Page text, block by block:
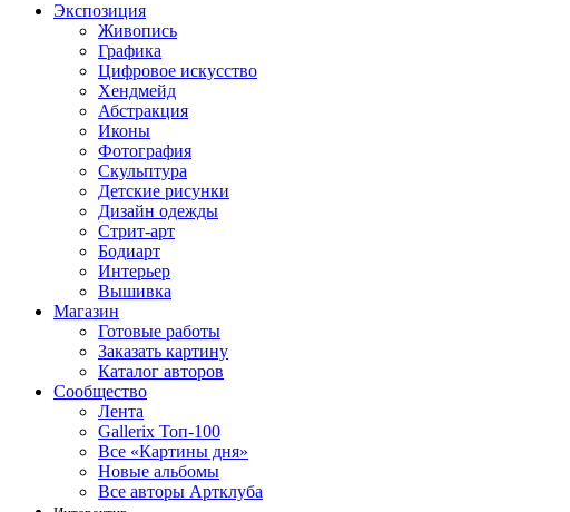
Экспозиция
Живопись
Графика
Цифровое искусство
Хендмейд
Абстракция
Иконы
Фотография
Скульптура
Детские рисунки
Дизайн одежды
Стрит-арт
Бодиарт
Интерьер
Вышивка
Магазин
Готовые работы
Заказать картину
Каталог авторов
Сообщество
Лента
Gallerix Топ-100
Все «Картины дня»
Новые альбомы
Все авторы Артклуба